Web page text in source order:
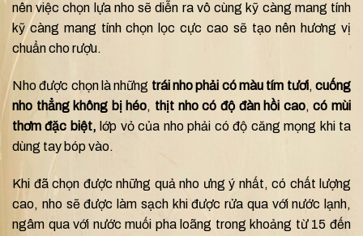
nên việc chọn lựa nho sẽ diễn ra vô cùng kỹ càng mang tính
kỹ càng mang tính chọn lọc cực cao sẽ tạo nên hương vị
chuẩn cho rượu.
Nho được chọn là những trái nho phải có màu tím tươi,cuống
nho thẳng không bị héo, thịt nho có độ đàn hồi cao,có mùi
thơm đặc biệt, lớp vỏ của nho phải có độ căng mọng khi ta
dùng tay bóp vào.
Khi đã chọn được những quả nho ưng ý nhất, có chất lượng
cao, nho sẽ được làm sạch khi được rửa qua với nước lạnh,
ngâm qua với nước muối pha loãng trong khoảng từ 15 đến